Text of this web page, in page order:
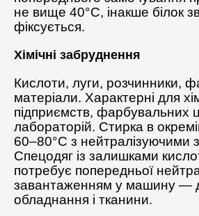
не вище 40°C, інакше білок
фіксується.
Хімічні забруднення
Кислоти, луги, розчинники,
матеріали. Характерні для
підприємств, фарбувальних
лабораторій. Стирка в
60–80°C з нейтралізуючими
Спецодяг із залишками
потребує попередньої
завантаженням у машину —
обладнання і тканини.